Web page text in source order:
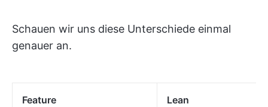
Schauen wir uns diese Unterschiede einmal
genauer an.
Feature Lean